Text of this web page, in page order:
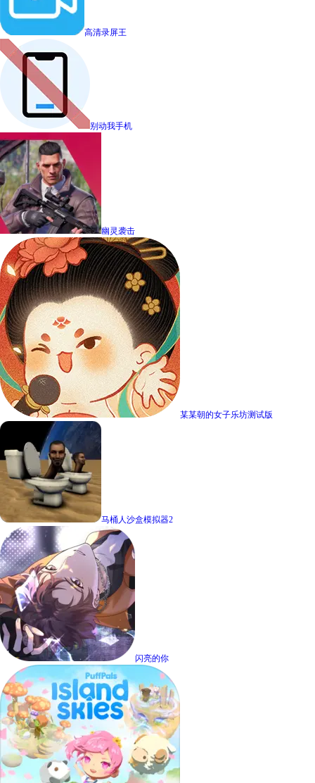
高清录屏王
别动我手机
幽灵袭击
某某朝的女子乐坊测试版
马桶人沙盒模拟器2
闪亮的你